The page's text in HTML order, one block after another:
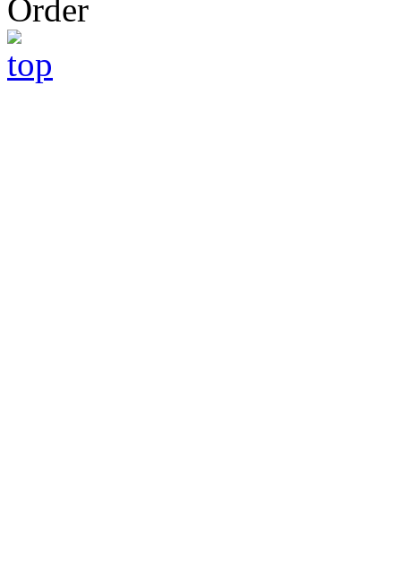
Order